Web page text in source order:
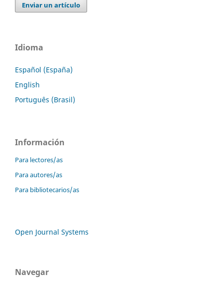
Enviar un artículo
Idioma
Español (España)
English
Português (Brasil)
Información
Para lectores/as
Para autores/as
Para bibliotecarios/as
Open Journal Systems
Navegar